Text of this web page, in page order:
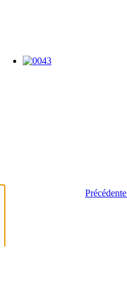
Précédente